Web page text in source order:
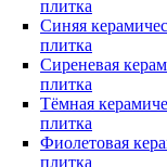
плитка
Синяя
плитка
Сиреневая
плитка
Тёмная
плитка
Фиолетовая
плитка